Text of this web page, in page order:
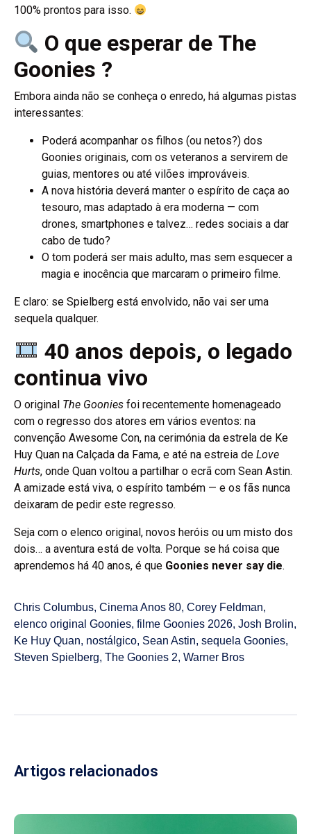
100% prontos para isso.
O que esperar de The
Goonies ?
Embora ainda não se conheça o enredo, há algumas pistas
interessantes:
Poderá acompanhar os filhos (ou netos?) dos
Goonies originais, com os veteranos a servirem de
guias, mentores ou até vilões improváveis.
A nova história deverá manter o espírito de caça ao
tesouro, mas adaptado à era moderna — com
drones, smartphones e talvez… redes sociais a dar
cabo de tudo?
O tom poderá ser mais adulto, mas sem esquecer a
magia e inocência que marcaram o primeiro filme.
E claro: se Spielberg está envolvido, não vai ser uma
sequela qualquer.
40 anos depois, o legado
continua vivo
O original The Goonies foi recentemente homenageado
com o regresso dos atores em vários eventos: na
convenção Awesome Con, na cerimónia da estrela de Ke
Huy Quan na Calçada da Fama, e até na estreia de Love
Hurts, onde Quan voltou a partilhar o ecrã com Sean Astin.
A amizade está viva, o espírito também — e os fãs nunca
deixaram de pedir este regresso.
Seja com o elenco original, novos heróis ou um misto dos
dois… a aventura está de volta. Porque se há coisa que
aprendemos há 40 anos, é que Goonies never say die.
Chris Columbus, Cinema Anos 80, Corey Feldman,
elenco original Goonies, filme Goonies 2026, Josh Brolin,
Ke Huy Quan, nostálgico, Sean Astin, sequela Goonies,
Steven Spielberg, The Goonies 2, Warner Bros
Artigos relacionados